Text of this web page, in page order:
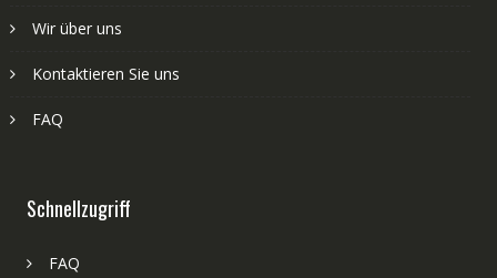
Wir über uns
Kontaktieren Sie uns
FAQ
Schnellzugriff
FAQ